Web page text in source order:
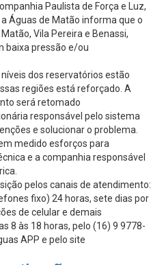
Paulista de Força e Luz,
Águas de Matão informa que o
Vila Pereira e Benassi,
baixa pressão e/ou
dos reservatórios estão
regiões está reforçado. A
será retomado
responsável pelo sistema
e solucionar o problema.
medido esforços para
e a companhia responsável
pelos canais de atendimento:
fixo) 24 horas, sete dias por
de celular e demais
8 às 18 horas, pelo (16) 9 9778-
APP e pelo site